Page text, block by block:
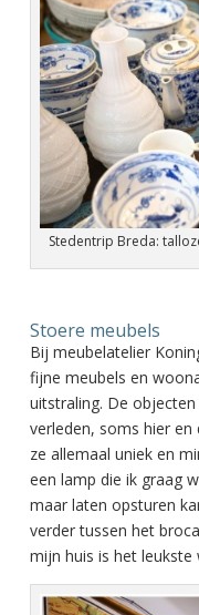
Stedentrip Breda:
Stoere meubels
Bij meubelatelier
fijne meubels en
uitstraling. De
verleden, soms hier
ze allemaal uniek en
een lamp die ik graag
maar laten opsturen
verder tussen het
mijn huis is het leukste